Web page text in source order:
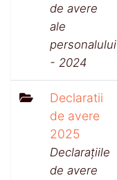
de avere
ale
personalului
- 2024
Declaratii
de avere
2025
Declarațiile
de avere